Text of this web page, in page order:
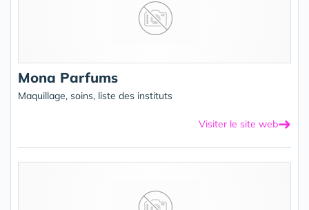
Mona Parfums
Maquillage, soins, liste des instituts
Visiter le site web➜